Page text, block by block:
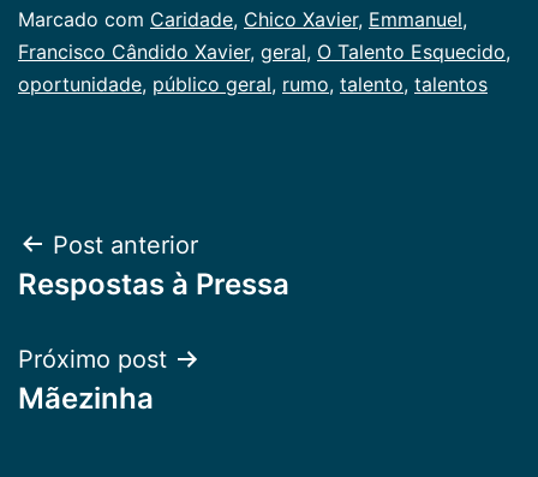
Marcado com Caridade, Chico Xavier, Emmanuel,
Francisco Cândido Xavier, geral, O Talento Esquecido,
oportunidade, público geral, rumo, talento, talentos
Navegação
de
Post
Post anterior
Respostas à Pressa
Próximo post
Mãezinha